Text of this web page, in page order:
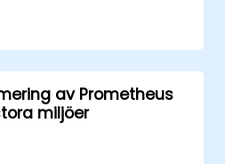
och
för
för skalning av
i Kubernetes-
av Prometheus
miljöer